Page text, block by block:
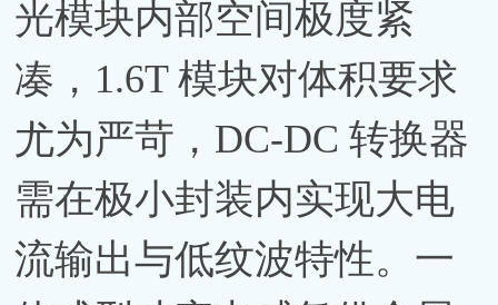
光模块内部空间极度紧
凑，1.6T 模块对体积要求
尤为严苛，DC-DC 转换器
需在极小封装内实现大电
流输出与低纹波特性。一